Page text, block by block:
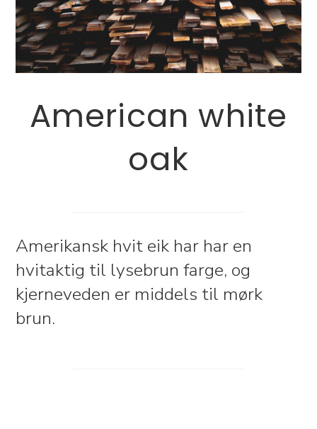
American white
oak
Amerikansk hvit eik har har en
hvitaktig til lysebrun farge, og
kjerneveden er middels til mørk
brun.